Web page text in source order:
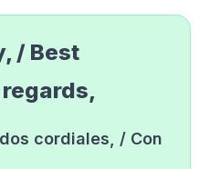
/ Best
cordiales, / Con